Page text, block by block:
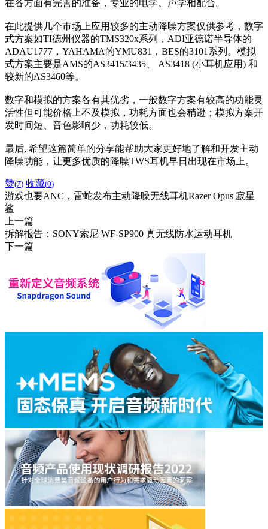
在各方面有完善的准备，专业的电学、声学相配合。
在此提供几个市场上应用较多的主动降噪方案仅供参考，数字
式方案如TI德州仪器的TMS320x系列，ADI亚德诺半导体的
ADAU1777，YAHAMA的YMU831，BES的3101系列。模拟
式方案主要是AMS的AS3415/3435、 AS3418 (小耳机应用) 和
较新的AS3460等。
数字和模拟的方案各有其优劣，一般数字方案有较高的功能灵
活性但可能价格上不及模拟，功耗方面也会稍逊；模拟方案开
发时间短、音色影响少，功耗较低。
最后, 希望这篇简单的分享能帮助大家更好地了解和开发主动
降噪功能，让更多优质的降噪TWS耳机早日出现在市场上。
赞(7) 收藏(0)
游戏也要ANC，雷蛇发布主动降噪无线耳机Razer Opus 寂星
鲨
上一篇
拆解报告：SONY索尼 WF-SP900 真无线防水运动耳机
下一篇